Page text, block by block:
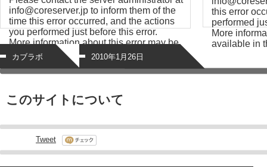
info@coreserver.jp to inform them of the
time this error occurred, and the actions
you performed just before this error.
More information about this error may be
available in the server error log.
this error
performed
More
available in
カブラボ 2010年1月26日
このサイトについて
Tweet